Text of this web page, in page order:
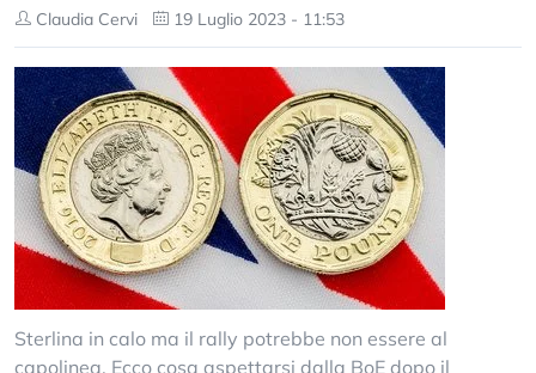
Claudia Cervi 19 Luglio 2023 - 11:53
Sterlina in calo ma il rally potrebbe non essere al
capolinea. Ecco cosa aspettarsi dalla BoE dopo il